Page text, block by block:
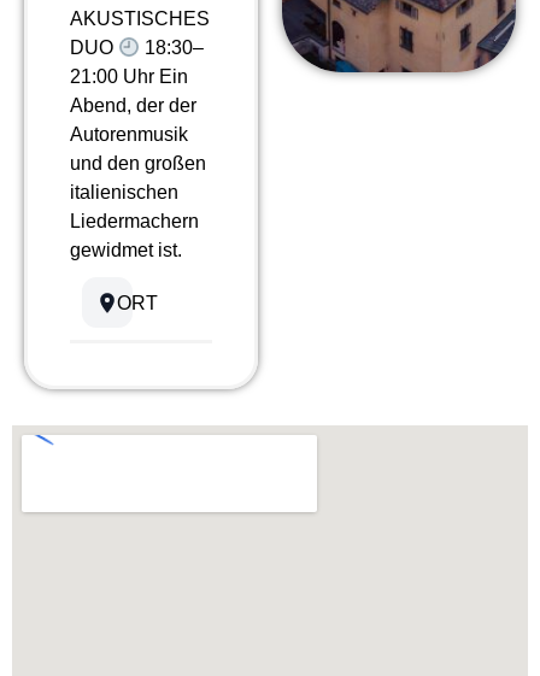
AKUSTISCHES
DUO
18:30–
21:00 Uhr Ein
Abend, der der
Autorenmusik
und den großen
italienischen
Liedermachern
gewidmet ist.
ORT